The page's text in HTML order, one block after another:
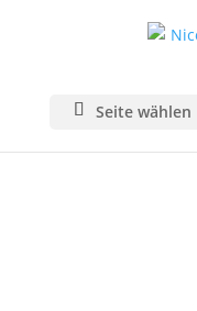
Seite wählen